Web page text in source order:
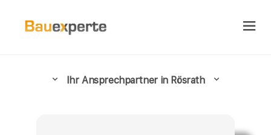
Ihr Ansprechpartner in Rösrath